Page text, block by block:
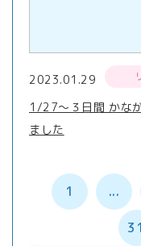
2023.01.29
1/27～３日間 かな
ました
1 ...
31